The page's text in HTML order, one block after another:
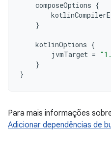
composeOptions {
}
kotlinOptions {
jvmTarget =
}
}
Para mais informações
Adicionar dependências de